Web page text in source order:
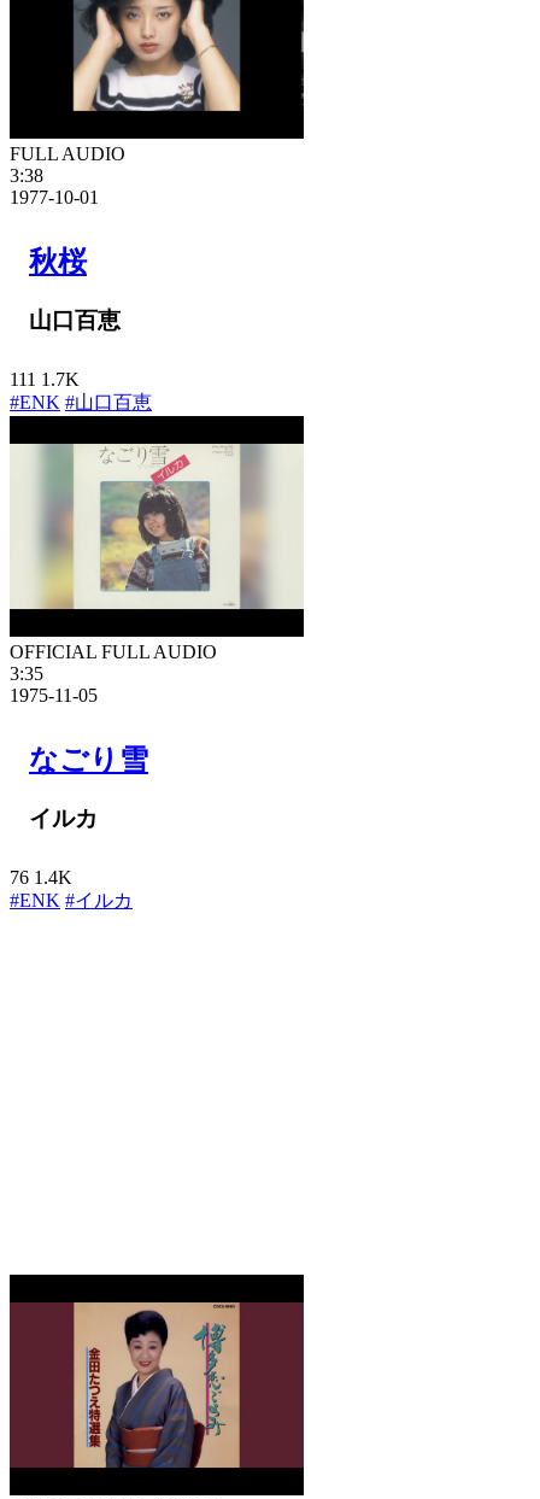
FULL AUDIO
3:38
1977-10-01
秋桜
山口百恵
111 1.7K
#ENK #山口百恵
OFFICIAL FULL AUDIO
3:35
1975-11-05
なごり雪
イルカ
76 1.4K
#ENK #イルカ